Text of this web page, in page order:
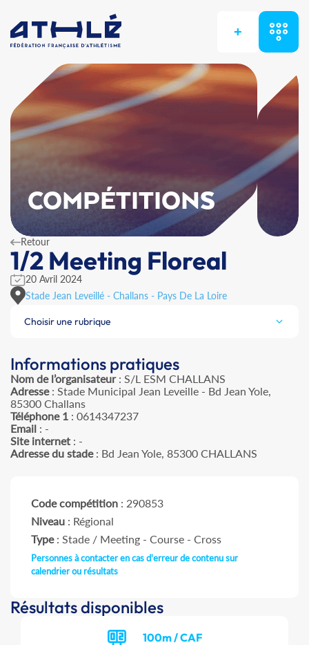
+
COMPÉTITIONS
Retour
1/2 Meeting Floreal
20 Avril 2024
Stade Jean Leveillé - Challans - Pays De La Loire
Choisir une rubrique
Informations pratiques
Nom de l’organisateur: S/L ESM CHALLANS
Adresse: Stade Municipal Jean Leveille - Bd Jean Yole,
85300 Challans
Téléphone 1 : 0614347237
Email : -
Site internet : -
Adresse du stade: Bd Jean Yole, 85300 CHALLANS
Code compétition : 290853
Niveau : Régional
Type: Stade / Meeting - Course - Cross
Personnes à contacter en cas d'erreur de contenu sur
calendrier ou résultats
Résultats disponibles
100m / CAF